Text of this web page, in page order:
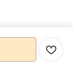
на сайте